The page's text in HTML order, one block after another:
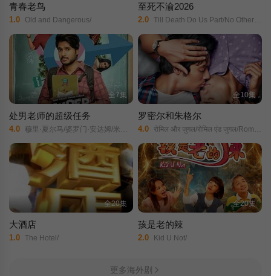
青春老鸟
1.0 Old and Dangerous/
至死不渝2026
2.0 Till Death Do Us Part/No Other Way/
全7集
处男老师的超级任务
4.0 穆里·夏尔马/婆罗门·安达姆/米蒂拉·帕卡尔/桑迪普·基尚/Manasa Chowdary/
全10集
罗密尔和朱格尔
4.0 रोमिल और जुगल/रोमिल एंड जुगल/Romil & Jugal/罗密尔与朱格尔/
全20集
大酒店
1.0 The Hotel/
全20集
孩是老的辣
2.0 Kid U Not/
更多海外剧